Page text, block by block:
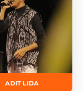
ADIT LIDA